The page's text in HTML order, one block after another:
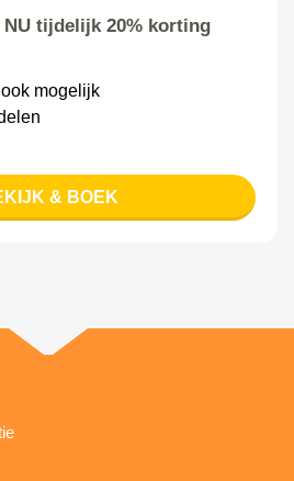
tijdelijk 20% korting
mogelijk
& BOEK